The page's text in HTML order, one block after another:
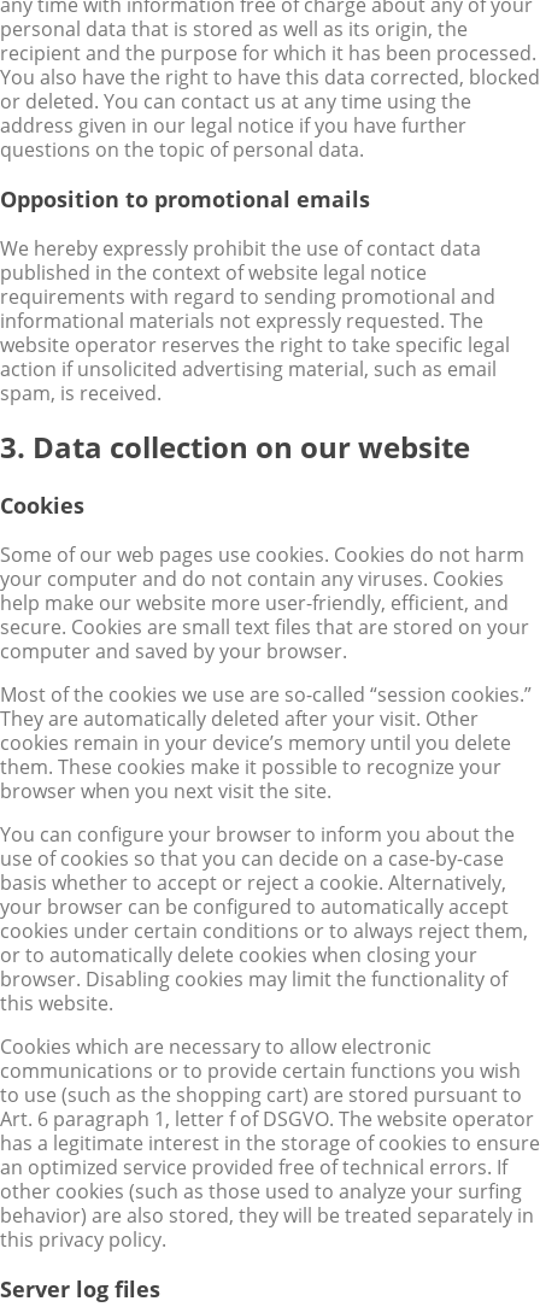
personal data that is stored as well as its origin, the
recipient and the purpose for which it has been processed.
You also have the right to have this data corrected, blocked
or deleted. You can contact us at any time using the
address given in our legal notice if you have further
questions on the topic of personal data.
Opposition to promotional emails
We hereby expressly prohibit the use of contact data
published in the context of website legal notice
requirements with regard to sending promotional and
informational materials not expressly requested. The
website operator reserves the right to take specific legal
action if unsolicited advertising material, such as email
spam, is received.
3. Data collection on our website
Cookies
Some of our web pages use cookies. Cookies do not harm
your computer and do not contain any viruses. Cookies
help make our website more user-friendly, efficient, and
secure. Cookies are small text files that are stored on your
computer and saved by your browser.
Most of the cookies we use are so-called “session cookies.”
They are automatically deleted after your visit. Other
cookies remain in your device’s memory until you delete
them. These cookies make it possible to recognize your
browser when you next visit the site.
You can configure your browser to inform you about the
use of cookies so that you can decide on a case-by-case
basis whether to accept or reject a cookie. Alternatively,
your browser can be configured to automatically accept
cookies under certain conditions or to always reject them,
or to automatically delete cookies when closing your
browser. Disabling cookies may limit the functionality of
this website.
Cookies which are necessary to allow electronic
communications or to provide certain functions you wish
to use (such as the shopping cart) are stored pursuant to
Art. 6 paragraph 1, letter f of DSGVO. The website operator
has a legitimate interest in the storage of cookies to ensure
an optimized service provided free of technical errors. If
other cookies (such as those used to analyze your surfing
behavior) are also stored, they will be treated separately in
this privacy policy.
Server log files